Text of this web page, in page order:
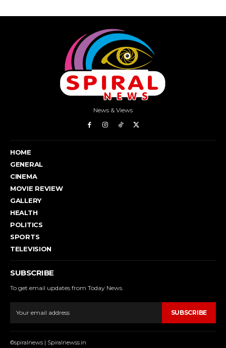
News & Views
HOME
GENERAL
CINEMA
MOVIE REVIEW
GALLERY
HEALTH
POLITICS
SPORTS
TELEVISION
SUBSCRIBE
To get email updates from Today News.
SUBSCRIBE
©spiralnews | Spiralnewss.in